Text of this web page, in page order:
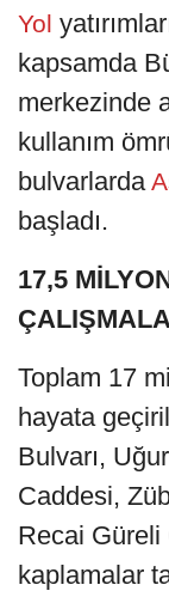
Yol
kapsamda
merkezinde
kullanım
bulvarlarda
başladı.
17,5
Toplam 17
hayata
Bulvarı,
Caddesi,
Recai Güreli
kaplamalar